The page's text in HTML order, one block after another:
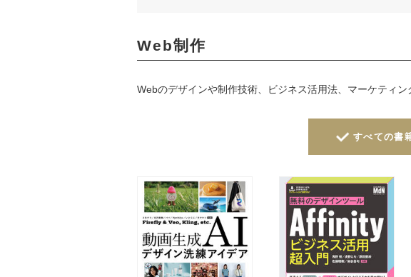
Web制作
Webのデザインや制作技術、ビジネス活用法、マーケティ
すべての書